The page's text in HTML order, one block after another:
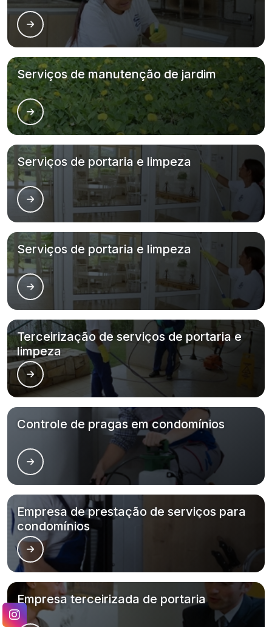
Serviços de manutenção de jardim
Serviços de portaria e limpeza
Serviços de portaria e limpeza
Terceirização de serviços de portaria e
limpeza
Controle de pragas em condomínios
Empresa de prestação de serviços para
condomínios
Empresa terceirizada de portaria